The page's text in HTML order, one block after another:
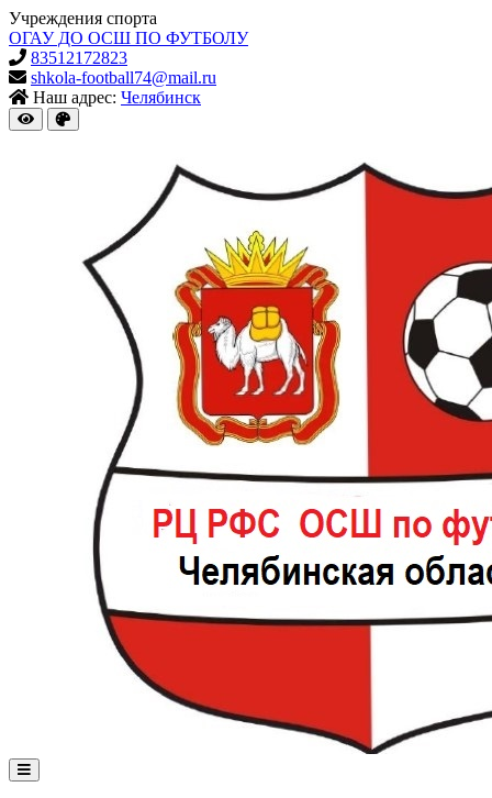
Учреждения спорта
ОГАУ ДО ОСШ ПО ФУТБОЛУ
83512172823
shkola-football74@mail.ru
Наш адрес: Челябинск